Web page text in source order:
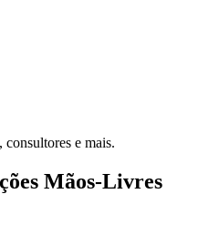
e mais.
Mãos-Livres